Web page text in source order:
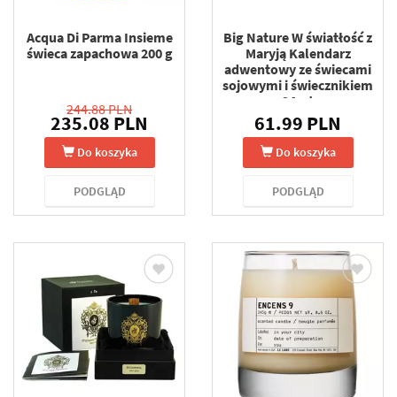
Acqua Di Parma Insieme
świeca zapachowa 200 g
244.88 PLN
235.08 PLN
Do koszyka
PODGLĄD
Big Nature W światłość z
Maryją Kalendarz
adwentowy ze świecami
sojowymi i świecznikiem
24szt
61.99 PLN
Do koszyka
PODGLĄD